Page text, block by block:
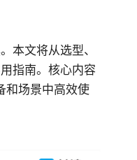
本文将从选型、
指南。核心内容
和场景中高效使